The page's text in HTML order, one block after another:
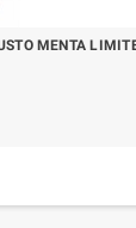
MENTA